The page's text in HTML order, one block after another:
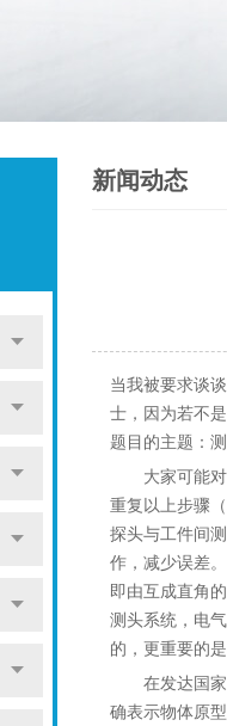
新闻动态
当我被要求谈
士，因为若不
题目的主题：
大家可能对
重复以上步骤
探头与工件间
作，减少误差
即由互成直角
测头系统，电
的，更重要的
在发达国家
确表示物体原